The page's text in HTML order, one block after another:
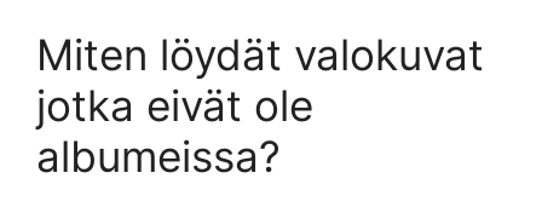
Miten löydät valokuvat
jotka eivät ole
albumeissa?